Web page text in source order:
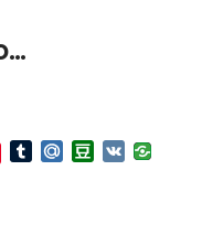
TumblrMail.RuDouban
VK